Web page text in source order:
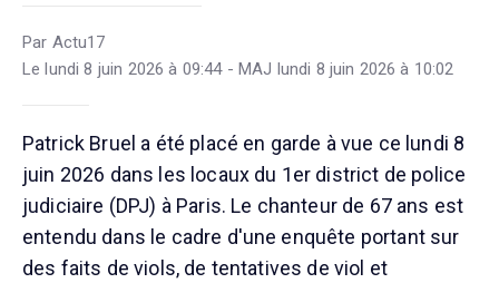
Par Actu17
Le lundi 8 juin 2026 à 09:44 - MAJ lundi 8 juin 2026 à 10:02
Patrick Bruel a été placé en garde à vue ce lundi 8
juin 2026 dans les locaux du 1er district de police
judiciaire (DPJ) à Paris. Le chanteur de 67 ans est
entendu dans le cadre d'une enquête portant sur
des faits de viols, de tentatives de viol et